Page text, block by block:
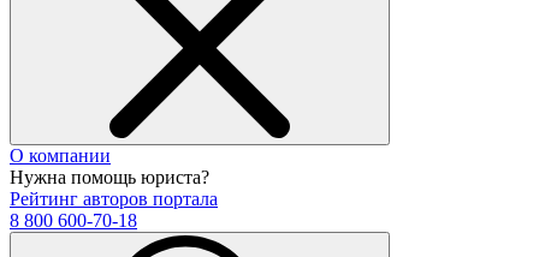
О компании
Нужна помощь юриста?
Рейтинг авторов портала
8 800 600-70-18